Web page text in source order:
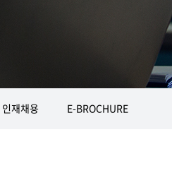
인재채용 E-BROCHURE